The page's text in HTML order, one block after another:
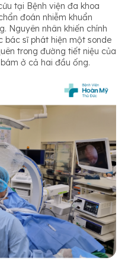
tại Bệnh viện đa khoa
đoán nhiễm khuẩn
Nguyên nhân khiến chính
bác sĩ phát hiện một sonde
trong đường tiết niệu của
ở cả hai đầu ống.